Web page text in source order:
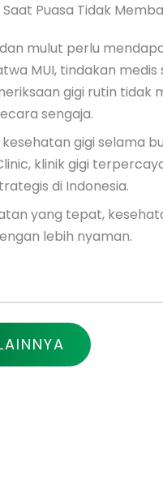
Puasa Tidak
mulut perlu
MUI, tindakan
gigi rutin
sengaja.
gigi selama
klinik gigi
di Indonesia.
yang tepat,
lebih nyaman.